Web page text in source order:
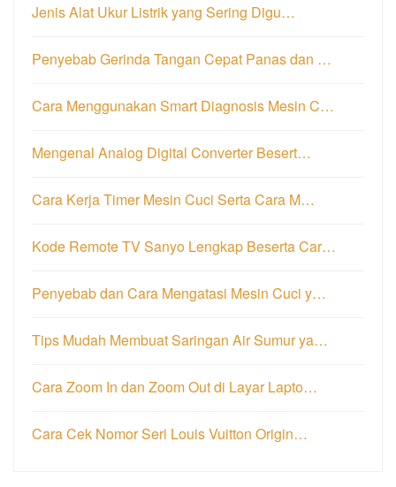
Jenis Alat Ukur Listrik yang Sering Digu…
Penyebab Gerinda Tangan Cepat Panas dan …
Cara Menggunakan Smart Diagnosis Mesin C…
Mengenal Analog Digital Converter Besert…
Cara Kerja Timer Mesin Cuci Serta Cara M…
Kode Remote TV Sanyo Lengkap Beserta Car…
Penyebab dan Cara Mengatasi Mesin Cuci y…
Tips Mudah Membuat Saringan Air Sumur ya…
Cara Zoom In dan Zoom Out di Layar Lapto…
Cara Cek Nomor Seri Louis Vuitton Origin…